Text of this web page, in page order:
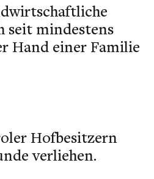
seit mindestens
Hand einer Familie
Hofbesitzern
verliehen.